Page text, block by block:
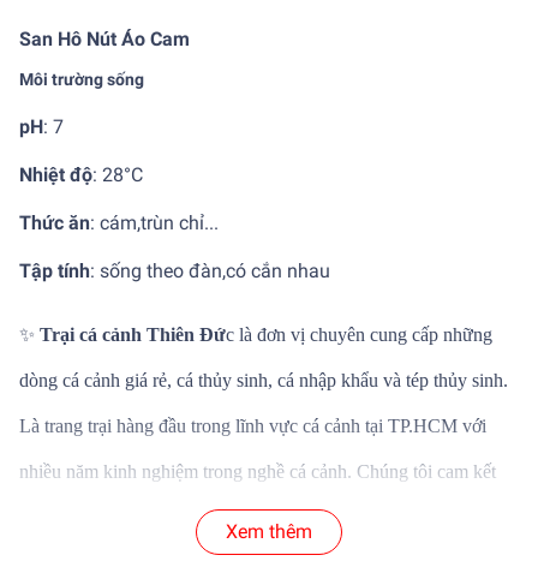
San Hô Nút Áo Cam
Môi trường sống
pH: 7
Nhiệt độ: 28°C
Thức ăn: cám,trùn chỉ...
Tập tính: sống theo đàn,có cắn nhau
✨ Trại cá cảnh Thiên Đức là đơn vị chuyên cung cấp những
dòng cá cảnh giá rẻ, cá thủy sinh, cá nhập khẩu và tép thủy sinh.
Là trang trại hàng đầu trong lĩnh vực cá cảnh tại TP.HCM với
nhiều năm kinh nghiệm trong nghề cá cảnh. Chúng tôi cam kết
mang đến những dòng cá cảnh thủy sinh chất lượng và mới lại
Xem thêm